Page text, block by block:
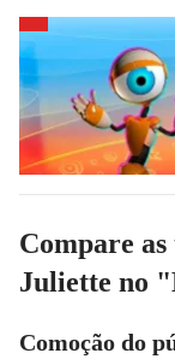
Compare
Juliette no
Comoção do